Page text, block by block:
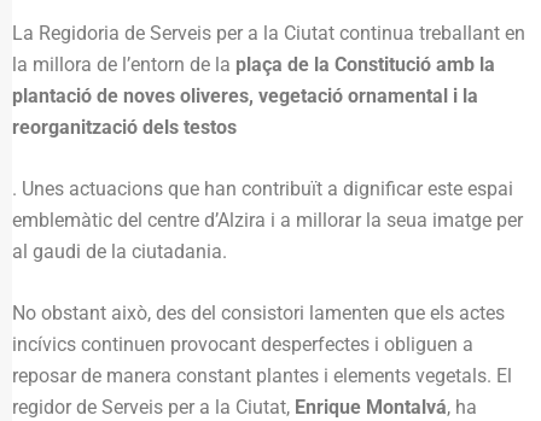
La Regidoria de Serveis per a la Ciutat continua treballant en
la millora de l’entorn de la plaça de la Constitució amb la
plantació de noves oliveres, vegetació ornamental i la
reorganització dels testos
. Unes actuacions que han contribuït a dignificar este espai
emblemàtic del centre d’Alzira i a millorar la seua imatge per
al gaudi de la ciutadania.
No obstant això, des del consistori lamenten que els actes
incívics continuen provocant desperfectes i obliguen a
reposar de manera constant plantes i elements vegetals. El
regidor de Serveis per a la Ciutat, Enrique Montalvá, ha